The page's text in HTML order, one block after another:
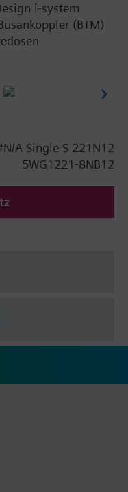
i-system
(BTM)
A Single S 221N12
5WG1221-8NB12